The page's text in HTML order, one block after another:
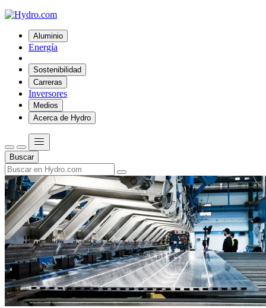
Aluminio
Energía
Sostenibilidad
Carreras
Inversores
Medios
Acerca de Hydro
Buscar